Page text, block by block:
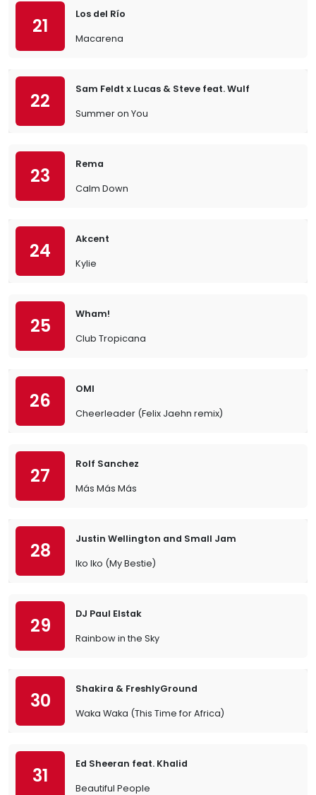
21
Los del Río
Macarena
22
Sam Feldt x Lucas & Steve feat. Wulf
Summer on You
23
Rema
Calm Down
24
Akcent
Kylie
25
Wham!
Club Tropicana
26
OMI
Cheerleader (Felix Jaehn remix)
27
Rolf Sanchez
Más Más Más
28
Justin Wellington and Small Jam
Iko Iko (My Bestie)
29
DJ Paul Elstak
Rainbow in the Sky
30
Shakira & FreshlyGround
Waka Waka (This Time for Africa)
31
Ed Sheeran feat. Khalid
Beautiful People